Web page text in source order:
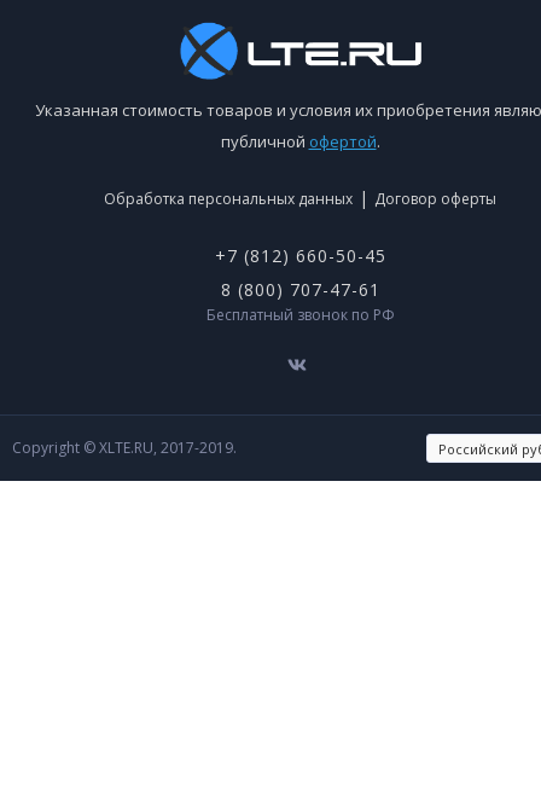
Указанная стоимость товаров и условия их приобретения
публичной офертой.
Обработка персональных данных | Договор оферты
+7 (812) 660-50-45
8 (800) 707-47-61
Бесплатный звонок по РФ
Copyright © XLTE.RU, 2017-2019.